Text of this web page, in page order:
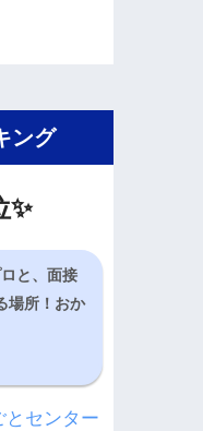
ング
✨
と、面接
場所！おか
とセンター